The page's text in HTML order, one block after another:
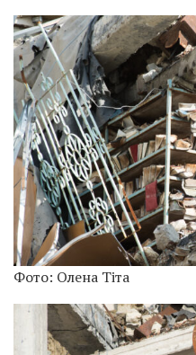
Фото: Олена Тіта